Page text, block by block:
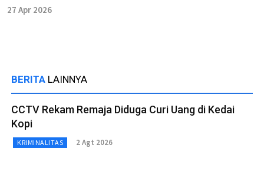
27 Apr 2026
BERITA LAINNYA
CCTV Rekam Remaja Diduga Curi Uang di Kedai
Kopi
KRIMINALITAS 2 Agt 2026